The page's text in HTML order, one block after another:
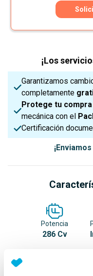
¡Los
Garantizamos
completamente
Protege tu compra
mecánica con el
Certificación
Potencia
286 Cv